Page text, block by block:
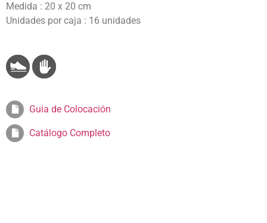
Medida : 20 x 20 cm
Unidades por caja : 16 unidades
Guia de Colocación
Catálogo Completo